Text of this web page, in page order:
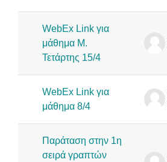
WebEx Link για
μάθημα M.
Τετάρτης 15/4
WebEx Link για
μάθημα 8/4
Παράταση στην 1η
σειρά γραπτών